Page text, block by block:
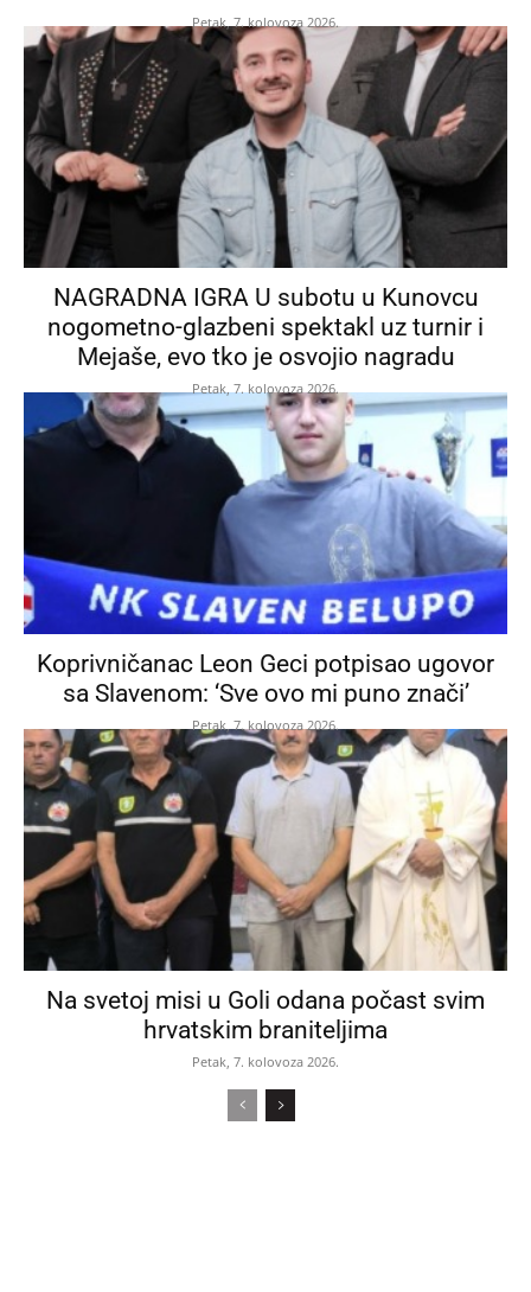
Petak, 7. kolovoza 2026.
NAGRADNA IGRA U subotu u Kunovcu
nogometno-glazbeni spektakl uz turnir i
Mejaše, evo tko je osvojio nagradu
Petak, 7. kolovoza 2026.
Koprivničanac Leon Geci potpisao ugovor
sa Slavenom: ‘Sve ovo mi puno znači’
Petak, 7. kolovoza 2026.
Na svetoj misi u Goli odana počast svim
hrvatskim braniteljima
Petak, 7. kolovoza 2026.